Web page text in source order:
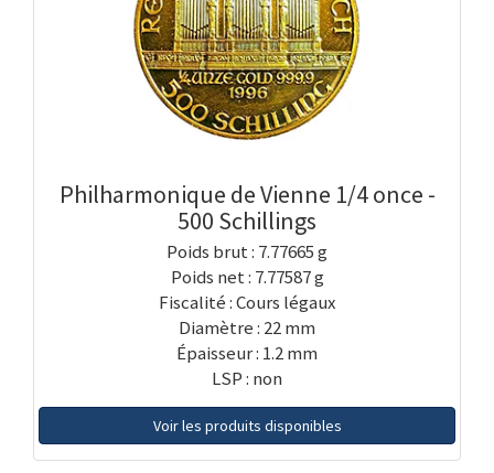
Philharmonique de Vienne 1/4 once -
500 Schillings
Poids brut : 7.77665 g
Poids net : 7.77587 g
Fiscalité : Cours légaux
Diamètre : 22 mm
Épaisseur : 1.2 mm
LSP : non
Voir les produits disponibles